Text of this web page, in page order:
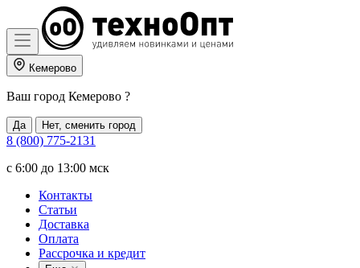
Кемерово
Ваш город Кемерово ?
Да Нет, сменить город
8 (800) 775-2131
c 6:00 до 13:00 мск
Контакты
Статьи
Доставка
Оплата
Рассрочка и кредит